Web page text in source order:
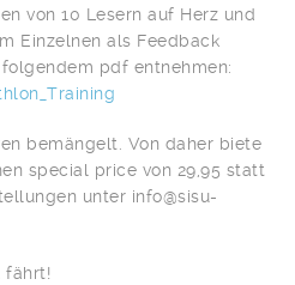
von 10 Lesern auf Herz und
Einzelnen als Feedback
pdf entnehmen:
bemängelt. Von daher biete
special price von 29,95 statt
unter info@sisu-
fährt!